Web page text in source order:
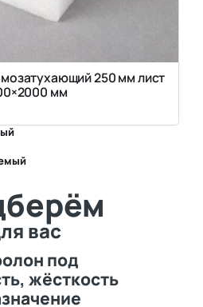
250 мм лист
мм
вас
под
жёсткость